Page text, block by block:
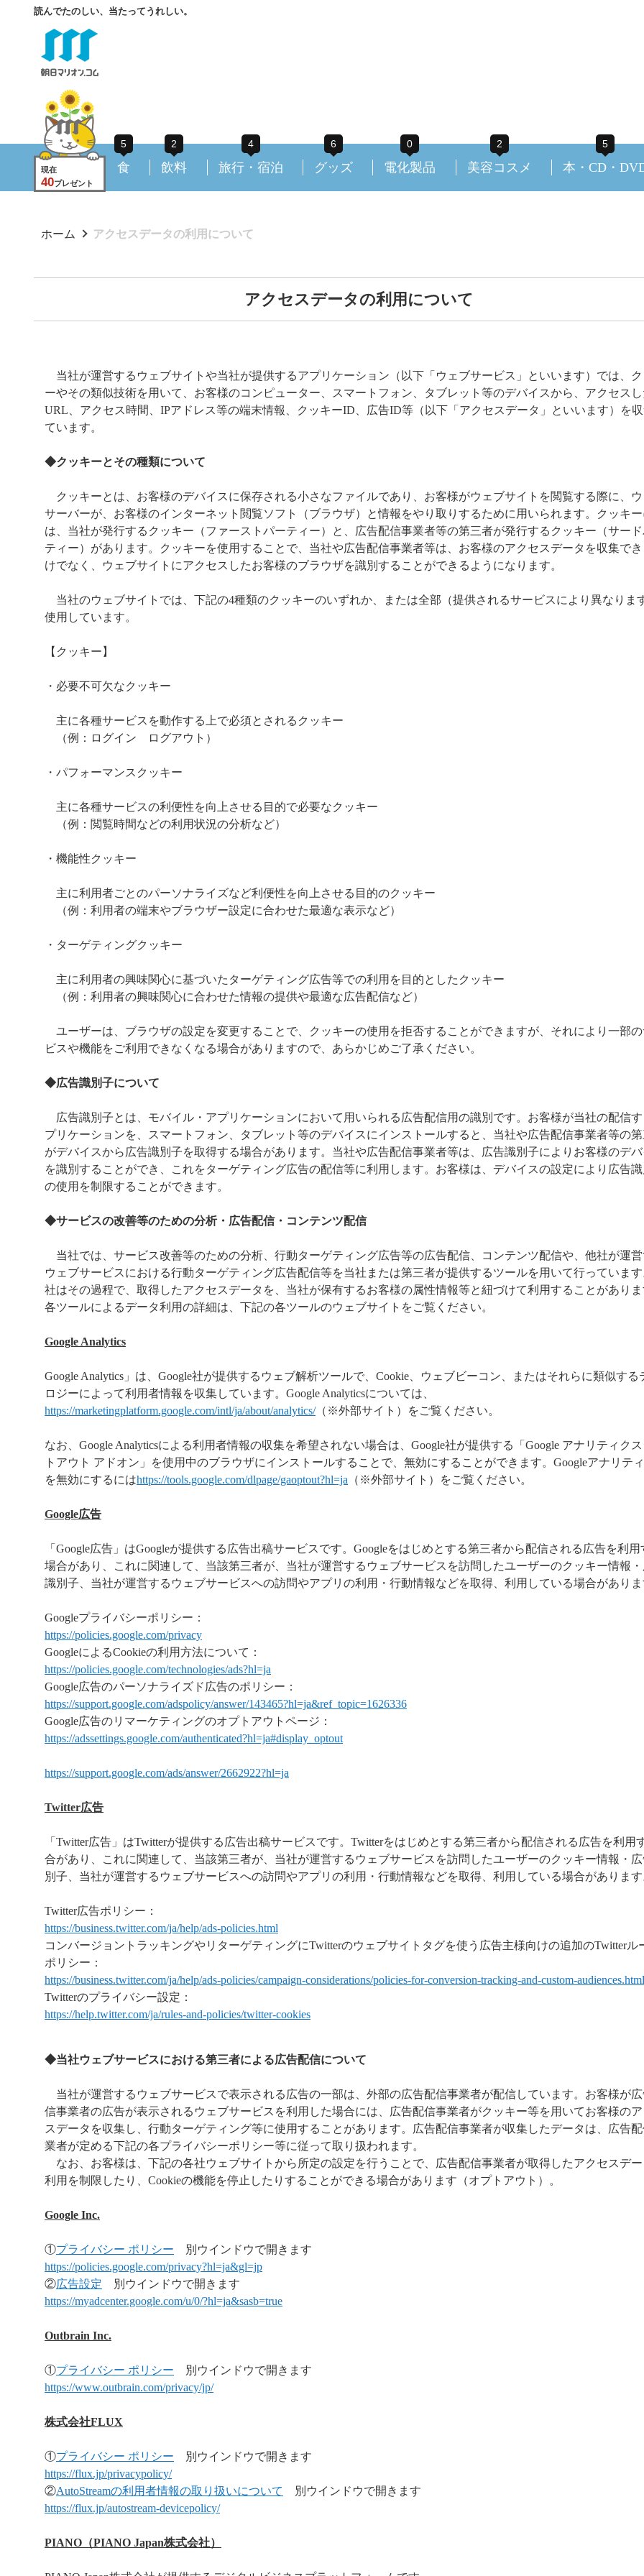
読んでたのしい、当たってうれしい。
現在
40プレゼント
5
食
2
飲料
4
旅行・宿泊
6
グッズ
0
電化製品
2
美容コスメ
5
本・CD・
ホーム アクセスデータの利用について
アクセスデータの利用について
当社が運営するウェブサイトや当社が提供するアプリケーション（以下「ウェブサービス」といいます）では、ク
ーやその類似技術を用いて、お客様のコンピューター、スマートフォン、タブレット等のデバイスから、アクセスし
URL、アクセス時間、IPアドレス等の端末情報、クッキーID、広告ID等（以下「アクセスデータ」といいます）を
ています。
◆クッキーとその種類について
クッキーとは、お客様のデバイスに保存される小さなファイルであり、お客様がウェブサイトを閲覧する際に、
サーバーが、お客様のインターネット閲覧ソフト（ブラウザ）と情報をやり取りするために用いられます。クッキー
は、当社が発行するクッキー（ファーストパーティー）と、広告配信事業者等の第三者が発行するクッキー（サー
ティー）があります。クッキーを使用することで、当社や広告配信事業者等は、お客様のアクセスデータを収集で
けでなく、ウェブサイトにアクセスしたお客様のブラウザを識別することができるようになります。
当社のウェブサイトでは、下記の4種類のクッキーのいずれか、または全部（提供されるサービスにより異なりま
使用しています。
【クッキー】
・必要不可欠なクッキー
主に各種サービスを動作する上で必須とされるクッキー
（例：ログイン ログアウト）
・パフォーマンスクッキー
主に各種サービスの利便性を向上させる目的で必要なクッキー
（例：閲覧時間などの利用状況の分析など）
・機能性クッキー
主に利用者ごとのパーソナライズなど利便性を向上させる目的のクッキー
（例：利用者の端末やブラウザー設定に合わせた最適な表示など）
・ターゲティングクッキー
主に利用者の興味関心に基づいたターゲティング広告等での利用を目的としたクッキー
（例：利用者の興味関心に合わせた情報の提供や最適な広告配信など）
ユーザーは、ブラウザの設定を変更することで、クッキーの使用を拒否することができますが、それにより一部の
ビスや機能をご利用できなくなる場合がありますので、あらかじめご了承ください。
◆広告識別子について
広告識別子とは、モバイル・アプリケーションにおいて用いられる広告配信用の識別です。お客様が当社の配信す
プリケーションを、スマートフォン、タブレット等のデバイスにインストールすると、当社や広告配信事業者等の
がデバイスから広告識別子を取得する場合があります。当社や広告配信事業者等は、広告識別子によりお客様のデバ
を識別することができ、これをターゲティング広告の配信等に利用します。お客様は、デバイスの設定により広告
の使用を制限することができます。
◆サービスの改善等のための分析・広告配信・コンテンツ配信
当社では、サービス改善等のための分析、行動ターゲティング広告等の広告配信、コンテンツ配信や、他社が運営
ウェブサービスにおける行動ターゲティング広告配信等を当社または第三者が提供するツールを用いて行っています
社はその過程で、取得したアクセスデータを、当社が保有するお客様の属性情報等と紐づけて利用することがありま
各ツールによるデータ利用の詳細は、下記の各ツールのウェブサイトをご覧ください。
Google Analytics
Google Analytics」は、Google社が提供するウェブ解析ツールで、Cookie、ウェブビーコン、またはそれらに類似する
ロジーによって利用者情報を収集しています。Google Analyticsについては、
https://marketingplatform.google.com/intl/ja/about/analytics/（※外部サイト）をご覧ください。
なお、Google Analyticsによる利用者情報の収集を希望されない場合は、Google社が提供する「Google アナリティク
トアウト アドオン」を使用中のブラウザにインストールすることで、無効にすることができます。Googleアナリテ
を無効にするにはhttps://tools.google.com/dlpage/gaoptout?hl=ja （※外部サイト）をご覧ください。
Google広告
「Google広告」はGoogleが提供する広告出稿サービスです。Googleをはじめとする第三者から配信される広告を利用
場合があり、これに関連して、当該第三者が、当社が運営するウェブサービスを訪問したユーザーのクッキー情報
識別子、当社が運営するウェブサービスへの訪問やアプリの利用・行動情報などを取得、利用している場合がありま
Googleプライバシーポリシー：
https://policies.google.com/privacy
GoogleによるCookieの利用方法について：
https://policies.google.com/technologies/ads?hl=ja
Google広告のパーソナライズド広告のポリシー：
https://support.google.com/adspolicy/answer/143465?hl=ja&ref_topic=1626336
Google広告のリマーケティングのオプトアウトページ：
https://adssettings.google.com/authenticated?hl=ja#display_optout
https://support.google.com/ads/answer/2662922?hl=ja
Twitter広告
「Twitter広告」はTwitterが提供する広告出稿サービスです。Twitterをはじめとする第三者から配信される広告を利用
合があり、これに関連して、当該第三者が、当社が運営するウェブサービスを訪問したユーザーのクッキー情報・
別子、当社が運営するウェブサービスへの訪問やアプリの利用・行動情報などを取得、利用している場合があります
Twitter広告ポリシー：
https://business.twitter.com/ja/help/ads-policies.html
コンバージョントラッキングやリターゲティングにTwitterのウェブサイトタグを使う広告主様向けの追加のTwitterル
ポリシー：
https://business.twitter.com/ja/help/ads-policies/campaign-considerations/policies-for-conversion-tracking-and-custom-
Twitterのプライバシー設定：
https://help.twitter.com/ja/rules-and-policies/twitter-cookies
◆当社ウェブサービスにおける第三者による広告配信について
当社が運営するウェブサービスで表示される広告の一部は、外部の広告配信事業者が配信しています。お客様が
信事業者の広告が表示されるウェブサービスを利用した場合には、広告配信事業者がクッキー等を用いてお客様の
スデータを収集し、行動ターゲティング等に使用することがあります。広告配信事業者が収集したデータは、広告
業者が定める下記の各プライバシーポリシー等に従って取り扱われます。
なお、お客様は、下記の各社ウェブサイトから所定の設定を行うことで、広告配信事業者が取得したアクセスデ
利用を制限したり、Cookieの機能を停止したりすることができる場合があります（オプトアウト）。
Google Inc.
①プライバシー ポリシー 別ウインドウで開きます
https://policies.google.com/privacy?hl=ja&gl=jp
②広告設定 別ウインドウで開きます
https://myadcenter.google.com/u/0/?hl=ja&sasb=true
Outbrain Inc.
①プライバシー ポリシー 別ウインドウで開きます
https://www.outbrain.com/privacy/jp/
株式会社FLUX
①プライバシー ポリシー 別ウインドウで開きます
https://flux.jp/privacypolicy/
②AutoStreamの利用者情報の取り扱いについて
別ウインドウで開きます
https://flux.jp/autostream-devicepolicy/
PIANO（PIANO Japan株式会社）